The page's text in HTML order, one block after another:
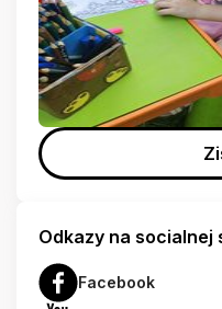
Odkazy na socialnej
Facebook